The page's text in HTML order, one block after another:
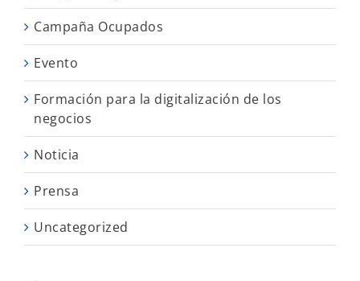
Campaña Ocupados
Evento
Formación para la digitalización de los
negocios
Noticia
Prensa
Uncategorized